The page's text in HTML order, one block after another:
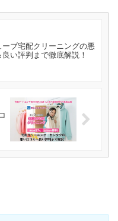
ーブ宅配クリーニングの悪
い評判まで徹底解説！